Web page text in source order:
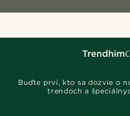
Buďte prví, kto sa dozvie o
trendoch a